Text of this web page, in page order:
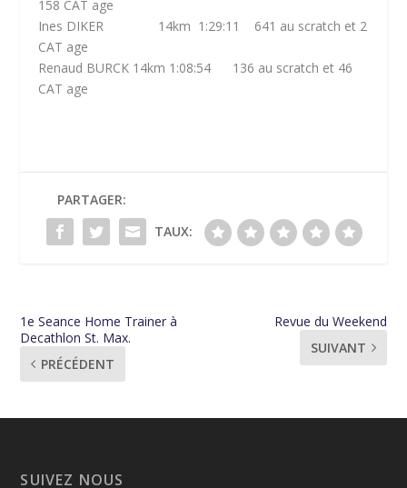
158 CAT age
Ines DIKER 14km 1:29:11 641 au scratch et 2
CAT age
Renaud BURCK 14km 1:08:54 136 au scratch et 46
CAT age
PARTAGER:
TAUX:
1e Seance Home Trainer à
Decathlon St. Max.
PRÉCÉDENT
Revue du Weekend
SUIVANT
SUIVEZ NOUS